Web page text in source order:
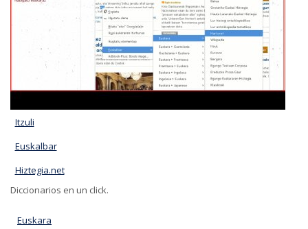
Itzuli
Euskalbar
Hiztegia.net
Diccionarios en un click.
Euskara